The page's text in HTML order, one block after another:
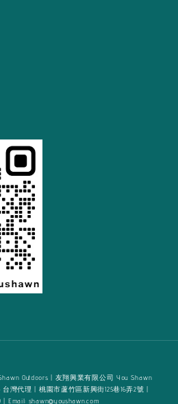
Outdoors | 友翔興業有限公司 You Shawn
台灣代理 | 桃園市蘆竹區新興街125巷16弄2號 |
| Email: shawn@youshawn.com